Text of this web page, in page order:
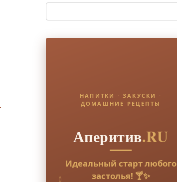
НАПИТКИ · ЗАКУСКИ ·
ДОМАШНИЕ РЕЦЕПТЫ
Аперитив.RU
Идеальный старт любого
застолья! 🍸✨